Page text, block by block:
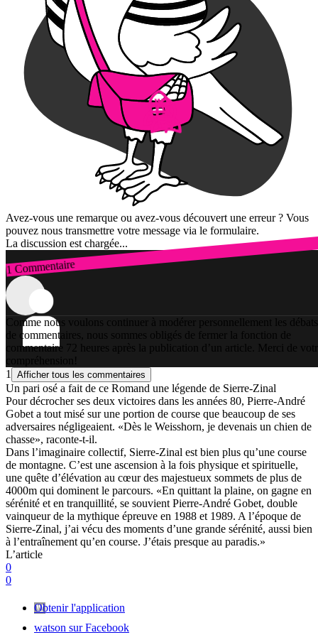
Avez-vous une remarque ou avez-vous découvert une erreur ? Vous
pouvez nous transmettre votre message via le formulaire.
La discussion est chargée...
1 Commentaire
Connexion
Comme nous voulons continuer à modérer personnellement les débats
de commentaires, nous sommes obligés de fermer la fonction de
commentaire 72 heures après la publication d’un article. Merci de
compréhension!
1
Afficher tous les commentaires
Un pari osé a fait de ce Romand une légende de Sierre-Zinal
Pour décrocher ses deux victoires dans les années 80, Pierre-André
Gobet a tout misé sur une portion de course que beaucoup de ses
adversaires négligeaient. «Dès le Weisshorn, je devenais un chien de
chasse», raconte-t-il.
Dans l’imaginaire collectif, Sierre-Zinal est bien plus qu’une course
de montagne. C’est une ascension à la fois physique et spirituelle,
une quête d’élévation au cœur des majestueux sommets de plus de
4000m qui dominent le parcours. «En quittant la plaine, on gagne en
sérénité et en tranquillité, se souvient Pierre-André Gobet, double
vainqueur de la mythique épreuve en 1988 et 1989. A l’époque de
Sierre-Zinal, j’ai vécu des moments d’une grande sérénité, aussi bien
à l’entraînement qu’en course. J’étais presque au paradis.»
L’article
0
0
Obtenir l'application
watson sur Facebook